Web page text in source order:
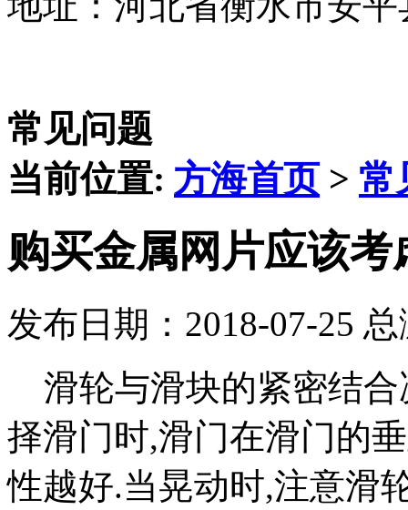
常见问题
当前位置: 方海首页> 常
购买金属网片应该考
发布日期：2018-07-25
滑轮与滑块的紧密结合
择滑门时,滑门在滑门的
性越好.当晃动时,注意滑